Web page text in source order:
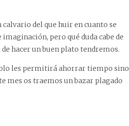
del que huir en cuanto se
pero qué duda cabe de
hacer un buen plato tendremos.
les permitirá ahorrar tiempo sino
mes os traemos un bazar plagado